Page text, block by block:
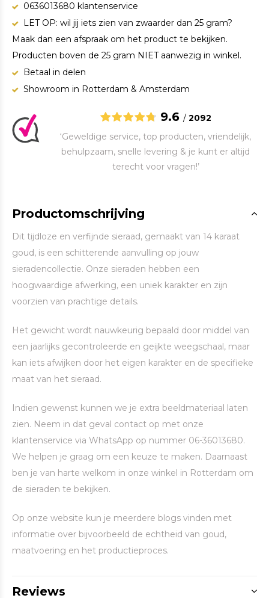
0636013680 klantenservice
LET OP: wil jij iets zien van zwaarder dan 25 gram?
Maak dan een afspraak om het product te bekijken.
Producten boven de 25 gram NIET aanwezig in winkel.
Betaal in delen
Showroom in Rotterdam & Amsterdam
9.6 / 2092
‘Geweldige service, top producten, vriendelijk,
behulpzaam, snelle levering & je kunt er altijd
terecht voor vragen!’
Productomschrijving
Dit tijdloze en verfijnde sieraad, gemaakt van 14 karaat
goud, is een schitterende aanvulling op jouw
sieradencollectie. Onze sieraden hebben een
hoogwaardige afwerking, een uniek karakter en zijn
voorzien van prachtige details.
Het gewicht wordt nauwkeurig bepaald door middel van
een jaarlijks gecontroleerde en geijkte weegschaal, maar
kan iets afwijken door het eigen karakter en de specifieke
maat van het sieraad.
Indien gewenst kunnen we je extra beeldmateriaal laten
zien. Neem in dat geval contact op met onze
klantenservice via WhatsApp op nummer 06-36013680.
We helpen je graag om een keuze te maken. Daarnaast
ben je van harte welkom in onze winkel in Rotterdam om
de sieraden te bekijken.
Op onze website kun je meerdere blogs vinden met
informatie over bijvoorbeeld de echtheid van goud,
maatvoering en het productieproces.
Reviews